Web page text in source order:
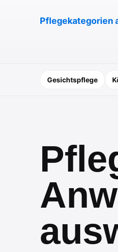
Pflegekategorien
Gesichtspflege